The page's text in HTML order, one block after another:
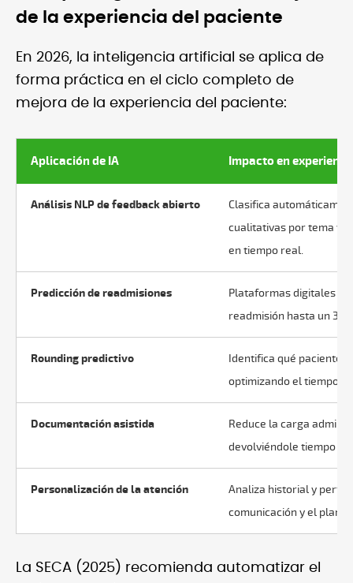
de la experiencia del paciente
En 2026, la inteligencia artificial se aplica de
forma práctica en el ciclo completo de
mejora de la experiencia del paciente:
Aplicación de IA Impacto en
Análisis NLP de feedback abierto
Clasifica
cualitativas por tema y
en tiempo real.
Predicción de readmisiones
Plataformas digitales
readmisión hasta un
Rounding predictivo
Identifica qué pacientes
optimizando el tiempo
Documentación asistida
Reduce la carga
devolviéndole tiempo
Personalización de la atención
Analiza historial y perfil
comunicación y el plan
La SECA (2025) recomienda automatizar el